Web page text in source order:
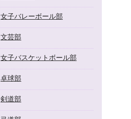
女子バレーボール部
文芸部
女子バスケットボール部
卓球部
剣道部